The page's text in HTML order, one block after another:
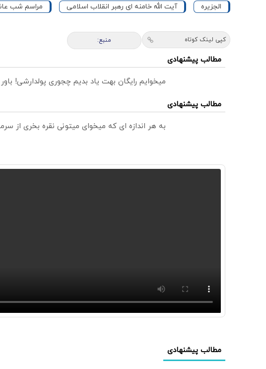
الجزیره آیت الله خامنه ای رهبر انقلاب اسلامی مراسم شب
کپی لینک کوتاه منبع:
مطالب پیشنهادی
میخوایم رایگان بهت یاد بدیم چجوری پولدارشی!
مطالب پیشنهادی
به هر اندازه ای که میخوای میتونی نقره بخری از
مطالب پیشنهادی